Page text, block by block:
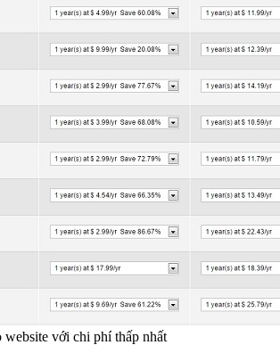
website với chi phí thấp nhất